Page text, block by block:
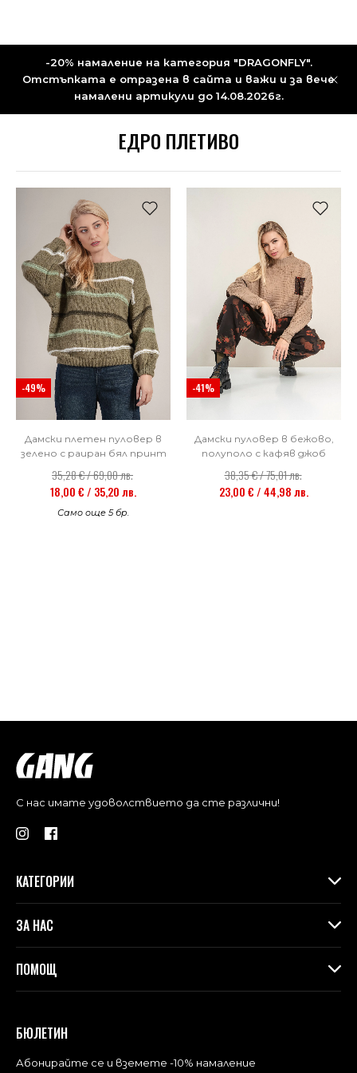
-20% намаление на категория "DRAGONFLY".
Отстъпката е отразена в сайта и важи и за вече
намалени артикули до 14.08.2026г.
ЕДРО ПЛЕТИВО
-49%
Дамски плетен пуловер в
зелено с раиран бял принт
35,28 € / 69,00 лв.
18,00 € / 35,20 лв.
Само още 5 бр.
-41%
Дамски пуловер в бежово,
полуполо с кафяв джоб
38,35 € / 75,01 лв.
23,00 € / 44,98 лв.
С нас имате удоволствието да сте различни!
КАТЕГОРИИ
Макси колекция
ЗА НАС
Контакти
Blog
ПОМОЩ
Често задавани въпроси
Политика за поверителност
БЮЛЕТИН
Абонирайте се и вземете -10% намаление